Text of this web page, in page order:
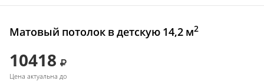
Матовый потолок в детскую 14,2 м2
10418
Цена актуальна до